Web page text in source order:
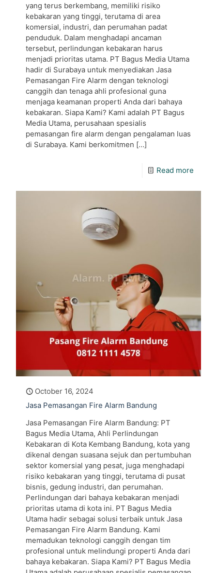
yang terus berkembang, memiliki risiko
kebakaran yang tinggi, terutama di area
komersial, industri, dan perumahan padat
penduduk. Dalam menghadapi ancaman
tersebut, perlindungan kebakaran harus
menjadi prioritas utama. PT Bagus Media Utama
hadir di Surabaya untuk menyediakan Jasa
Pemasangan Fire Alarm dengan teknologi
canggih dan tenaga ahli profesional guna
menjaga keamanan properti Anda dari bahaya
kebakaran. Siapa Kami? Kami adalah PT Bagus
Media Utama, perusahaan spesialis
pemasangan fire alarm dengan pengalaman luas
di Surabaya. Kami berkomitmen […]
Read more
October 16, 2024
Jasa Pemasangan Fire Alarm Bandung
Jasa Pemasangan Fire Alarm Bandung: PT
Bagus Media Utama, Ahli Perlindungan
Kebakaran di Kota Kembang Bandung, kota yang
dikenal dengan suasana sejuk dan pertumbuhan
sektor komersial yang pesat, juga menghadapi
risiko kebakaran yang tinggi, terutama di pusat
bisnis, gedung industri, dan perumahan.
Perlindungan dari bahaya kebakaran menjadi
prioritas utama di kota ini. PT Bagus Media
Utama hadir sebagai solusi terbaik untuk Jasa
Pemasangan Fire Alarm Bandung. Kami
memadukan teknologi canggih dengan tim
profesional untuk melindungi properti Anda dari
bahaya kebakaran. Siapa Kami? PT Bagus Media